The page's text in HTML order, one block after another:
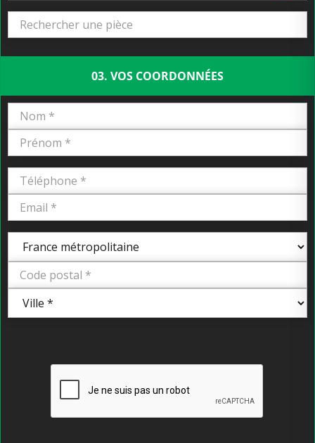
03. VOS COORDONNÉES